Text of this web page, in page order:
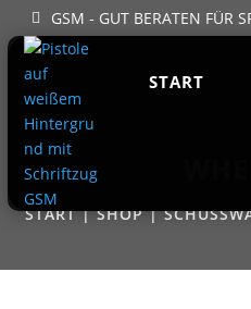
GSM - GUT BERATEN FÜR
START
START|SHOP|